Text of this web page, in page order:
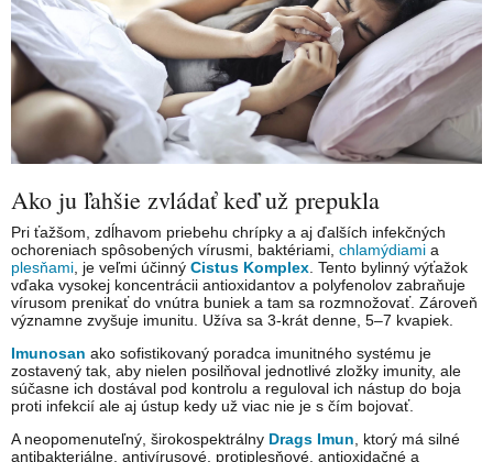
Ako ju ľahšie zvládať keď už prepukla
Pri ťažšom, zdĺhavom priebehu chrípky a aj ďalších infekčných
ochoreniach spôsobených vírusmi, baktériami, chlamýdiami a
plesňami , je veľmi účinný Cistus Komplex . Tento bylinný výťažok
vďaka vysokej koncentrácii antioxidantov a polyfenolov zabraňuje
vírusom prenikať do vnútra buniek a tam sa rozmnožovať. Zároveň
významne zvyšuje imunitu. Užíva sa 3-krát denne, 5–7 kvapiek.
Imunosan ako sofistikovaný poradca imunitného systému je
zostavený tak, aby nielen posilňoval jednotlivé zložky imunity, ale
súčasne ich dostával pod kontrolu a reguloval ich nástup do boja
proti infekcií ale aj ústup kedy už viac nie je s čím bojovať.
A neopomenuteľný, širokospektrálny Drags Imun , ktorý má silné
antibakteriálne, antivírusové, protiplesňové, antioxidačné a